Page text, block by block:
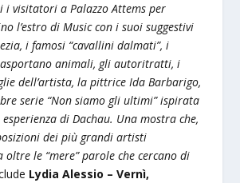
i visitatori a Palazzo Attems per
l’estro di Music con i suoi suggestivi
i famosi “cavallini dalmati”, i
animali, gli autoritratti, i
dell’artista, la pittrice Ida Barbarigo,
serie “Non siamo gli ultimi” ispirata
di Dachau. Una mostra che,
dei più grandi artisti
le “mere” parole che cercano di
Lydia Alessio – Vernì,